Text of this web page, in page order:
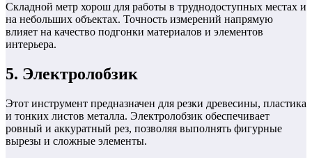
Складной метр хорош для работы в труднодоступных местах и
на небольших объектах. Точность измерений напрямую
влияет на качество подгонки материалов и элементов
интерьера.
5. Электролобзик
Этот инструмент предназначен для резки древесины, пластика
и тонких листов металла. Электролобзик обеспечивает
ровный и аккуратный рез, позволяя выполнять фигурные
вырезы и сложные элементы.